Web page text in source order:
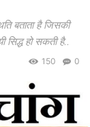
बताता है जिसकी
हो सकती है..
0
150